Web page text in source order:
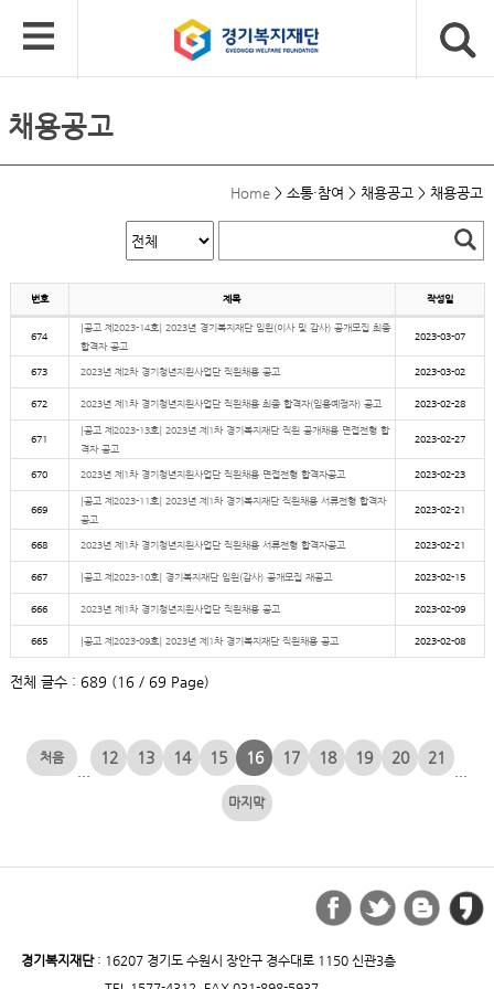
채용공고
Home > 소통·참여 > 채용공고 > 채용공고
번호 제목 작성일
674
[공고 제2023-14호] 2023년 경기복지재단 임원(이사 및 감사) 공개모집 최종
합격자 공고
2023-03-07
673 2023년 제2차 경기청년지원사업단 직원채용 공고 2023-03-02
672 2023년 제1차 경기청년지원사업단 직원채용 최종 합격자(임용예정자) 공고 2023-02-28
671
[공고 제2023-13호] 2023년 제1차 경기복지재단 직원 공개채용 면접전형 합
격자 공고
2023-02-27
670 2023년 제1차 경기청년지원사업단 직원채용 면접전형 합격자공고 2023-02-23
669
[공고 제2023-11호] 2023년 제1차 경기복지재단 직원채용 서류전형 합격자
공고
2023-02-21
668 2023년 제1차 경기청년지원사업단 직원채용 서류전형 합격자공고 2023-02-21
667 [공고 제2023-10호] 경기복지재단 임원(감사) 공개모집 재공고 2023-02-15
666 2023년 제1차 경기청년지원사업단 직원채용 공고 2023-02-09
665 [공고 제2023-09호] 2023년 제1차 경기복지재단 직원채용 공고 2023-02-08
전체 글수 : 689 (16 / 69 Page)
12 13 14 15 16 17 18 19 20 21
경기복지재단: 16207 경기도 수원시 장안구 경수대로 1150 신관3층